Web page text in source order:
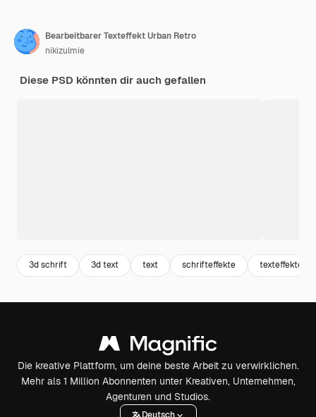
Bearbeitbarer Texteffekt Urban Retro
nikizulmie
Diese PSD könnten dir auch gefallen
3d schrift 3d text text schrifteffekte texteffekte
Die kreative Plattform, um deine beste Arbeit zu verwirklichen.
Mehr als 1 Million Abonnenten unter Kreativen, Unternehmen,
Agenturen und Studios.